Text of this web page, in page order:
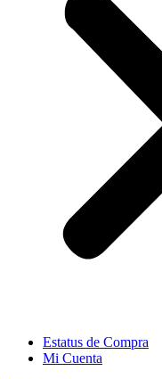
Estatus de Compra
Mi Cuenta